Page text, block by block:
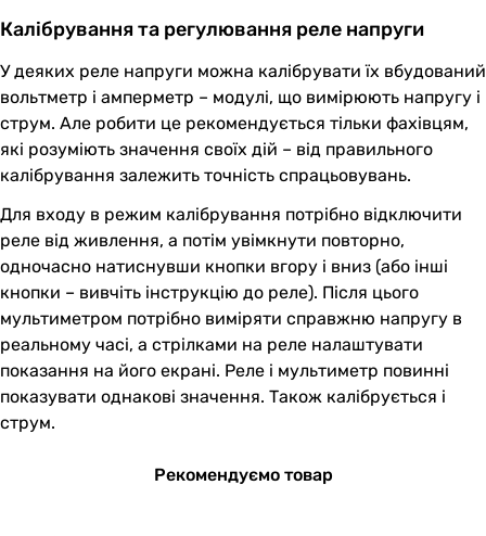
Калібрування та регулювання реле напруги
У деяких реле напруги можна калібрувати їх вбудований
вольтметр і амперметр – модулі, що вимірюють напругу і
струм. Але робити це рекомендується тільки фахівцям,
які розуміють значення своїх дій – від правильного
калібрування залежить точність спрацьовувань.
Для входу в режим калібрування потрібно відключити
реле від живлення, а потім увімкнути повторно,
одночасно натиснувши кнопки вгору і вниз (або інші
кнопки – вивчіть інструкцію до реле). Після цього
мультиметром потрібно виміряти справжню напругу в
реальному часі, а стрілками на реле налаштувати
показання на його екрані. Реле і мультиметр повинні
показувати однакові значення. Також калібрується і
струм.
Рекомендуємо товар